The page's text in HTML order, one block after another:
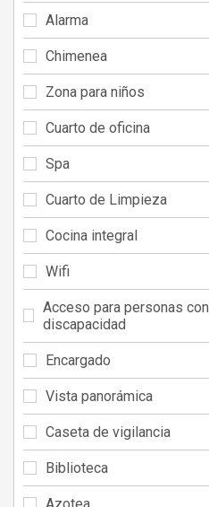
Alarma
Chimenea
Zona para niños
Cuarto de oficina
Spa
Cuarto de Limpieza
Cocina integral
Wifi
Acceso para personas con
discapacidad
Encargado
Vista panorámica
Caseta de vigilancia
Biblioteca
Azotea